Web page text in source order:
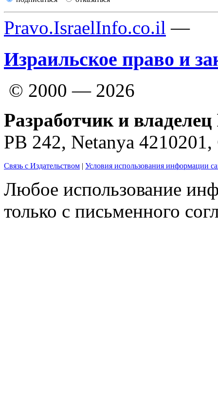
Pravo.IsraelInfo.co.il —
Израильское право и
© 2000 — 2026
Разработчик и
PB 242, Netanya
Связь с Издательством Условия использования информации
Любое использование
только с письменного